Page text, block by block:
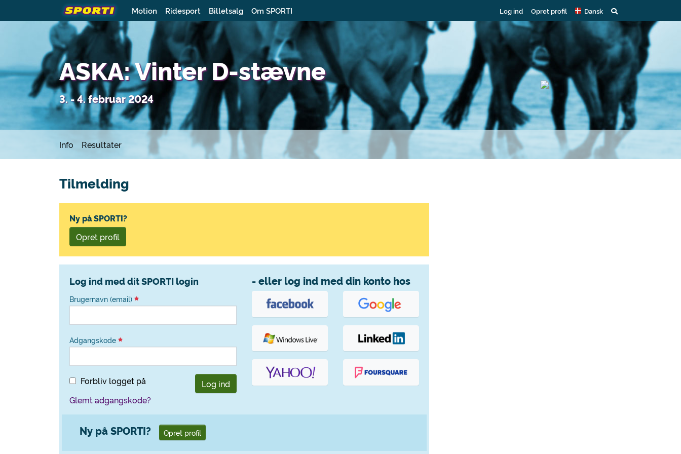
Motion Ridesport Billetsalg Om SPORTI Log ind Opret profil Dansk
ASKA: Vinter D-stævne
3. - 4. februar 2024
Info Resultater
Tilmelding
Ny på SPORTI?
Opret profil
Log ind med dit SPORTI login
Brugernavn (email)
Adgangskode
Forbliv logget på
Log ind
Glemt adgangskode?
- eller log ind med din konto hos
Ny på SPORTI? Opret profil